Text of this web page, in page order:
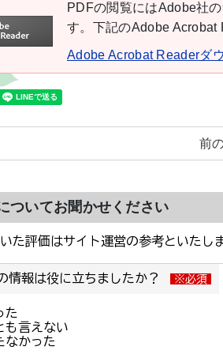
PDFの閲覧にはAdobe社
す。下記のAdobe Acrobat
Adobe Acrobat Readerダ
前
ついてお聞かせください